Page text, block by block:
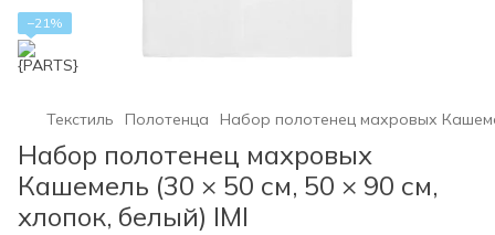
−21%
Текстиль Полотенца Набор полотенец махровых
Набор полотенец махровых
Кашемель (30 × 50 см, 50 × 90 см,
хлопок, белый) IMI